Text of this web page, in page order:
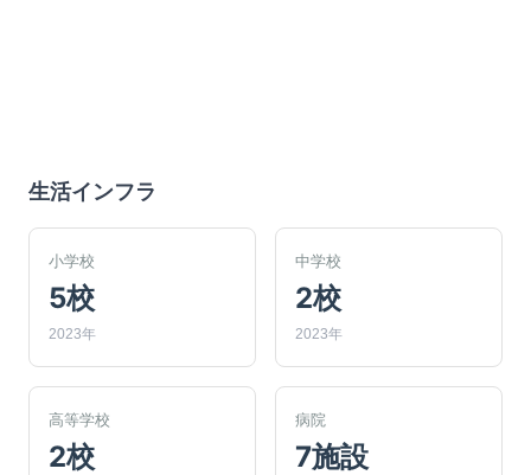
生活インフラ
小学校
5校
2023年
中学校
2校
2023年
高等学校
2校
病院
7施設